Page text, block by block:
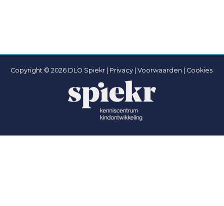
Copyright © 2026 DLO Spiekr | Privacy | Voorwaarden | Cookies